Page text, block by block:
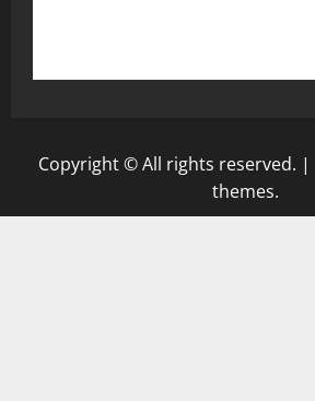
Copyright © All rights reserved. |
themes.